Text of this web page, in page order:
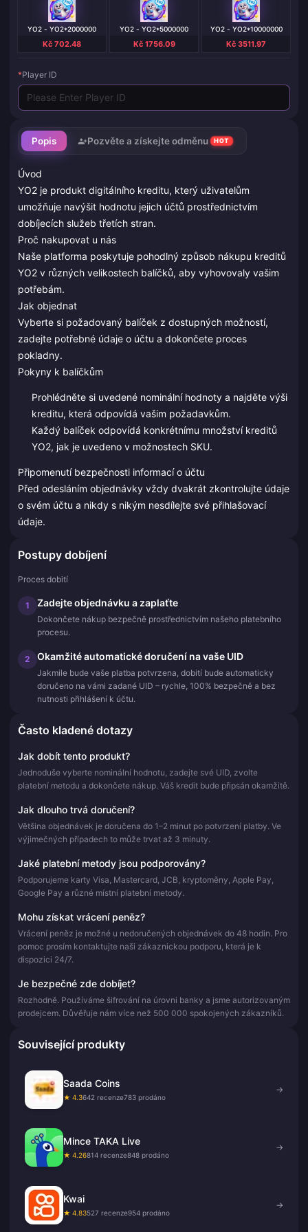
Popis Pozvěte a získejte odměnu HOT
Úvod
YO2 je produkt digitálního kreditu, který uživatelům
umožňuje navýšit hodnotu jejich účtů prostřednictvím
dobíjecích služeb třetích stran.
Proč nakupovat u nás
Naše platforma poskytuje pohodlný způsob nákupu kreditů
YO2 v různých velikostech balíčků, aby vyhovovaly vašim
potřebám.
Jak objednat
Vyberte si požadovaný balíček z dostupných možností,
zadejte potřebné údaje o účtu a dokončete proces
pokladny.
Pokyny k balíčkům
Prohlédněte si uvedené nominální hodnoty a najděte výši
kreditu, která odpovídá vašim požadavkům.
Každý balíček odpovídá konkrétnímu množství kreditů
YO2, jak je uvedeno v možnostech SKU.
Připomenutí bezpečnosti informací o účtu
Před odesláním objednávky vždy dvakrát zkontrolujte údaje
o svém účtu a nikdy s nikým nesdílejte své přihlašovací
údaje.
Postupy dobíjení
Proces dobití
1 Zadejte objednávku a zaplaťte
Dokončete nákup bezpečně prostřednictvím našeho platebního
procesu.
2 Okamžité automatické doručení na vaše UID
Jakmile bude vaše platba potvrzena, dobití bude automaticky
doručeno na vámi zadané UID – rychle, 100% bezpečně a bez
nutnosti přihlášení k účtu.
Často kladené dotazy
Jak dobít tento produkt?
Jednoduše vyberte nominální hodnotu, zadejte své UID, zvolte
platební metodu a dokončete nákup. Váš kredit bude připsán okamžitě.
Jak dlouho trvá doručení?
Většina objednávek je doručena do 1–2 minut po potvrzení platby. Ve
výjimečných případech to může trvat až 3 minuty.
Jaké platební metody jsou podporovány?
Podporujeme karty Visa, Mastercard, JCB, kryptoměny, Apple Pay,
Google Pay a různé místní platební metody.
Mohu získat vrácení peněz?
Vrácení peněz je možné u nedoručených objednávek do 48 hodin. Pro
pomoc prosím kontaktujte naši zákaznickou podporu, která je k
dispozici 24/7.
Je bezpečné zde dobíjet?
Rozhodně. Používáme šifrování na úrovni banky a jsme autorizovaným
prodejcem. Důvěřuje nám více než 500 000 spokojených zákazníků.
YO2 - YO2*2000000
Kč 702.48
YO2 - YO2*5000000
Kč 1756.09
YO2 - YO2*10000000
Kč 3511.97
*Player ID
Související produkty
Saada Coins
★ 4.3642 recenze783 prodáno
→
Mince TAKA Live
★ 4.26814 recenze848 prodáno
→
Kwai
★ 4.83527 recenze954 prodáno
→